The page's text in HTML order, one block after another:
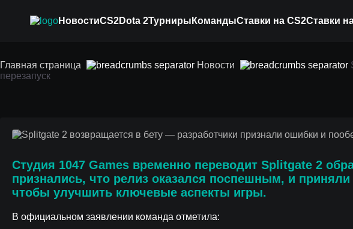
НовостиCS2Dota 2Турниры КомандыСтавки на CS2Ставки
Главная страница Новости
перезапускSplitgate 2 возвращается
Студия 1047 Games временно переводит Splitgate 2
признались, что релиз оказался поспешным, и приняли
чтобы улучшить ключевые аспекты игры.
В официальном заявлении команда отметила: